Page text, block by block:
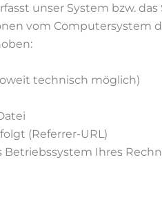
unser System bzw.
vom Computersystem
technisch möglich)
(Referrer-URL)
Ihres